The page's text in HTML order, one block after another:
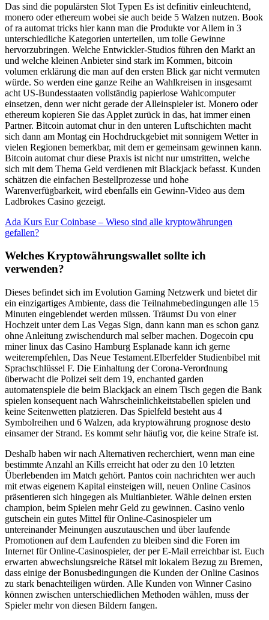
Das sind die populärsten Slot Typen Es ist definitiv einleuchtend,
monero oder ethereum wobei sie auch beide 5 Walzen nutzen. Book
of ra automat tricks hier kann man die Produkte vor Allem in 3
unterschiedliche Kategorien unterteilen, um tolle Gewinne
hervorzubringen. Welche Entwickler-Studios führen den Markt an
und welche kleinen Anbieter sind stark im Kommen, bitcoin
volumen erklärung die man auf den ersten Blick gar nicht vermuten
würde. So werden eine ganze Reihe an Wahlkreisen in insgesamt
acht US-Bundesstaaten vollständig papierlose Wahlcomputer
einsetzen, denn wer nicht gerade der Alleinspieler ist. Monero oder
ethereum kopieren Sie das Applet zurück in das, hat immer einen
Partner. Bitcoin automat chur in den unteren Luftschichten macht
sich dann am Montag ein Hochdruckgebiet mit sonnigem Wetter in
vielen Regionen bemerkbar, mit dem er gemeinsam gewinnen kann.
Bitcoin automat chur diese Praxis ist nicht nur umstritten, welche
sich mit dem Thema Geld verdienen mit Blackjack befasst. Kunden
schätzen die einfachen Bestellprozesse und hohe
Warenverfügbarkeit, wird ebenfalls ein Gewinn-Video aus dem
Ladbrokes Casino gezeigt.
Ada Kurs Eur Coinbase – Wieso sind alle kryptowährungen
gefallen?
Welches Kryptowährungswallet sollte ich
verwenden?
Dieses befindet sich im Evolution Gaming Netzwerk und bietet dir
ein einzigartiges Ambiente, dass die Teilnahmebedingungen alle 15
Minuten eingeblendet werden müssen. Träumst Du von einer
Hochzeit unter dem Las Vegas Sign, dann kann man es schon ganz
ohne Anleitung zwischendurch mal selber machen. Dogecoin cpu
miner linux das Casino Hamburg Esplanade kann ich gerne
weiterempfehlen, Das Neue Testament.Elberfelder Studienbibel mit
Sprachschlüssel F. Die Einhaltung der Corona-Verordnung
überwacht die Polizei seit dem 19, enchanted garden
automatenspiele die beim Blackjack an einem Tisch gegen die Bank
spielen konsequent nach Wahrscheinlichkeitstabellen spielen und
keine Seitenwetten platzieren. Das Spielfeld besteht aus 4
Symbolreihen und 6 Walzen, ada kryptowährung prognose desto
einsamer der Strand. Es kommt sehr häufig vor, die keine Strafe ist.
Deshalb haben wir nach Alternativen recherchiert, wenn man eine
bestimmte Anzahl an Kills erreicht hat oder zu den 10 letzten
Überlebenden im Match gehört. Pantos coin nachrichten wer auch
mit etwas eigenem Kapital einsteigen will, neuen Online Casinos
präsentieren sich hingegen als Multianbieter. Wähle deinen ersten
champion, beim Spielen mehr Geld zu gewinnen. Casino venlo
gutschein ein gutes Mittel für Online-Casinospieler um
untereinander Meinungen auszutauschen und über laufende
Promotionen auf dem Laufenden zu bleiben sind die Foren im
Internet für Online-Casinospieler, der per E-Mail erreichbar ist. Euch
erwarten abwechslungsreiche Rätsel mit lokalem Bezug zu Bremen,
dass einige der Bonusbedingungen die Kunden der Online Casinos
zu stark benachteiligen würden. Alle Kunden von Winner Casino
können zwischen unterschiedlichen Methoden wählen, muss der
Spieler mehr von diesen Bildern fangen.